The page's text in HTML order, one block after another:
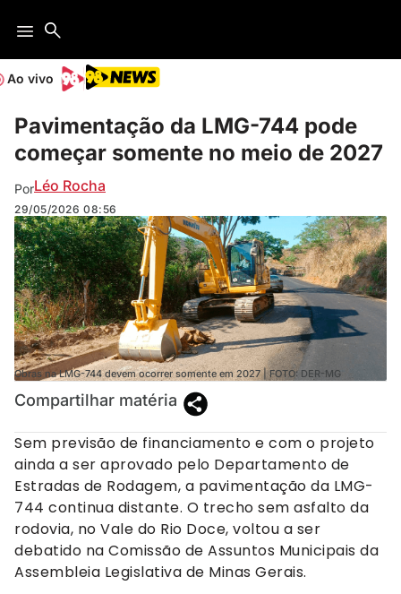
Ao vivo
Pavimentação da LMG-744 pode
começar somente no meio de 2027
PorLéo Rocha
29/05/2026 08:56
Obras na LMG-744 devem ocorrer somente em 2027 | FOTO: DER-MG
Compartilhar matéria
Sem previsão de financiamento e com o projeto
ainda a ser aprovado pelo Departamento de
Estradas de Rodagem, a pavimentação da LMG-
744 continua distante. O trecho sem asfalto da
rodovia, no Vale do Rio Doce, voltou a ser
debatido na Comissão de Assuntos Municipais da
Assembleia Legislativa de Minas Gerais.